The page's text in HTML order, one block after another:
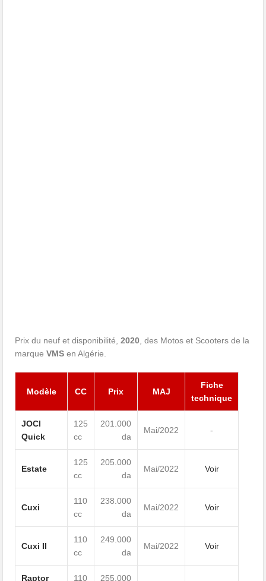
Prix du neuf et disponibilité,2020 , des Motos et Scooters de la
marqueVMS en Algérie.
Modèle CC Prix MAJ
Fiche
technique
JOCI
Quick
125
cc
201.000
da
Mai/2022 -
Estate
125
cc
205.000
da
Mai/2022 Voir
Cuxi
110
cc
238.000
da
Mai/2022 Voir
Cuxi II
110
cc
249.000
da
Mai/2022 Voir
Raptor
110
255.000